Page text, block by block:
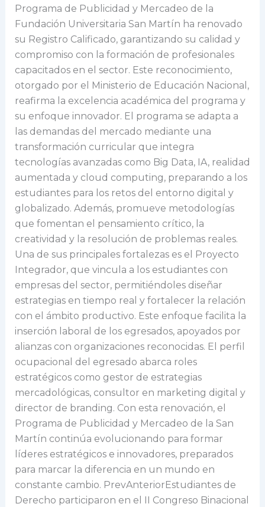
Programa de Publicidad y Mercadeo de la
Fundación Universitaria San Martín ha renovado
su Registro Calificado, garantizando su calidad y
compromiso con la formación de profesionales
capacitados en el sector. Este reconocimiento,
otorgado por el Ministerio de Educación Nacional,
reafirma la excelencia académica del programa y
su enfoque innovador. El programa se adapta a
las demandas del mercado mediante una
transformación curricular que integra
tecnologías avanzadas como Big Data, IA, realidad
aumentada y cloud computing, preparando a los
estudiantes para los retos del entorno digital y
globalizado. Además, promueve metodologías
que fomentan el pensamiento crítico, la
creatividad y la resolución de problemas reales.
Una de sus principales fortalezas es el Proyecto
Integrador, que vincula a los estudiantes con
empresas del sector, permitiéndoles diseñar
estrategias en tiempo real y fortalecer la relación
con el ámbito productivo. Este enfoque facilita la
inserción laboral de los egresados, apoyados por
alianzas con organizaciones reconocidas. El perfil
ocupacional del egresado abarca roles
estratégicos como gestor de estrategias
mercadológicas, consultor en marketing digital y
director de branding. Con esta renovación, el
Programa de Publicidad y Mercadeo de la San
Martín continúa evolucionando para formar
líderes estratégicos e innovadores, preparados
para marcar la diferencia en un mundo en
constante cambio. PrevAnteriorEstudiantes de
Derecho participaron en el II Congreso Binacional